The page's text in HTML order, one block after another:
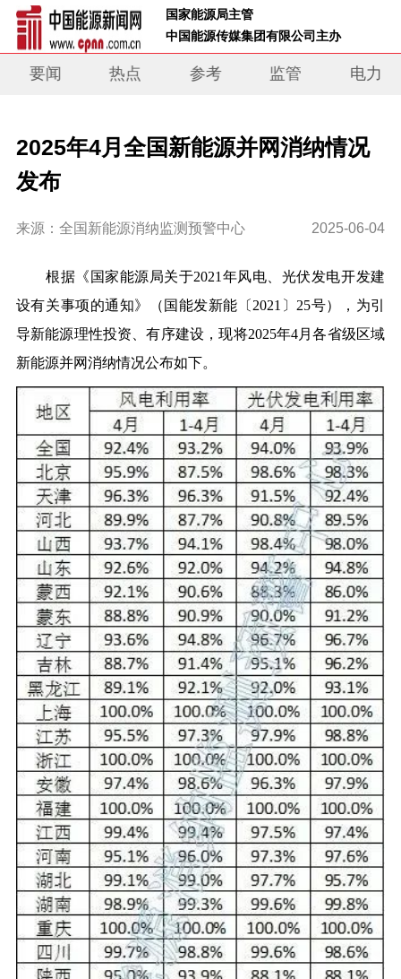
国家能源局主管
中国能源传媒集团有限公司主办
要闻 热点 参考 监管 电力
2025年4月全国新能源并网消纳情况
发布
来源：全国新能源消纳监测预警中心 2025-06-04
根据《国家能源局关于2021年风电、光伏发电开发建
设有关事项的通知》（国能发新能〔2021〕25号），为引
导新能源理性投资、有序建设，现将2025年4月各省级区域
新能源并网消纳情况公布如下。